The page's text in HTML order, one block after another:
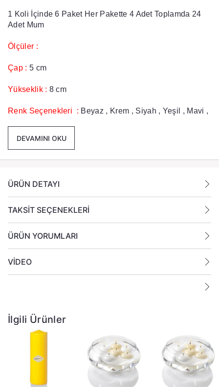
1 Koli İçinde 6 Paket Her Pakette 4 Adet Toplamda 24
Adet Mum
Ölçüler :
Çap : 5 cm
Yükseklik : 8 cm
Renk Seçenekleri : Beyaz , Krem , Siyah , Yeşil , Mavi ,
Paket İçeriği : 1 Koli içinde 6 Paket her pakette 4 adet
Ek Bilgiler:
Yanan bir mumun durumunu belirli aralıklarla kontrol
DEVAMINI OKU
ÜRÜN DETAYI
TAKSİT SEÇENEKLERİ
ÜRÜN YORUMLARI
VİDEO
İlgili Ürünler